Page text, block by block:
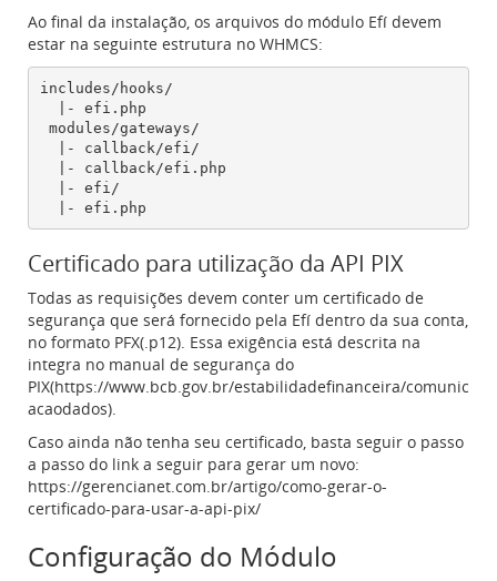
Ao final da instalação, os arquivos do módulo Efí devem
estar na seguinte estrutura no WHMCS:
includes/hooks/
Certificado para utilização da API PIX
Todas as requisições devem conter um certificado de
segurança que será fornecido pela Efí dentro da sua conta,
no formato PFX(.p12). Essa exigência está descrita na
integra no manual de segurança do
PIX(https://www.bcb.gov.br/estabilidadefinanceira/comunic
acaodados).
Caso ainda não tenha seu certificado, basta seguir o passo
a passo do link a seguir para gerar um novo:
https://gerencianet.com.br/artigo/como-gerar-o-
certificado-para-usar-a-api-pix/
Configuração do Módulo